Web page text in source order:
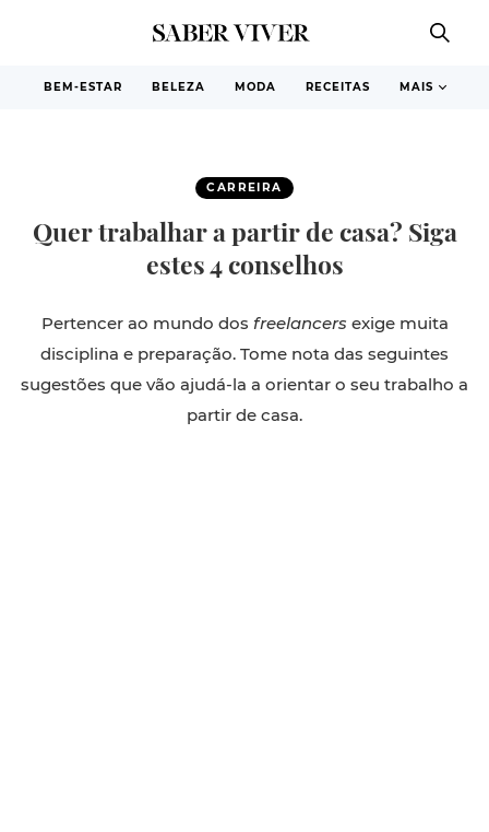
BEM-ESTAR BELEZA MODA RECEITAS MAIS
CARREIRA
Quer trabalhar a partir de casa? Siga
estes 4 conselhos
Pertencer ao mundo dos freelancers exige muita
disciplina e preparação. Tome nota das seguintes
sugestões que vão ajudá-la a orientar o seu trabalho a
partir de casa.